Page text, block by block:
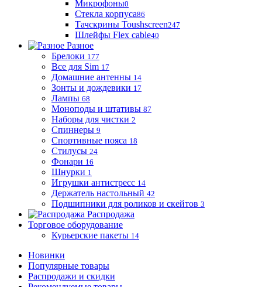
Микрофоны0
Стекла корпуса86
Тачскрины Toushscreen247
Шлейфы Flex cable40
Разное
Брелоки 177
Все для Sim 17
Домашние антенны 14
Зонты и дождевики 17
Лампы 68
Моноподы и штативы 87
Наборы для чистки 2
Спиннеры 9
Спортивные пояса 18
Стилусы 24
Фонари 16
Шнурки 1
Игрушки антистресс 14
Держатель настольный 42
Подшипники для роликов и скейтов 3
Распродажа
Торговое оборудование
Курьерские пакеты 14
Новинки
Популярные товары
Распродажи и скидки